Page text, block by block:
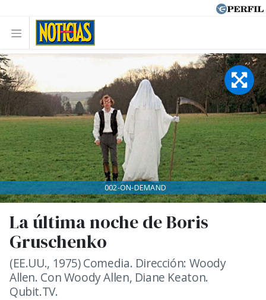
La última noche de Boris
Gruschenko
(EE.UU., 1975) Comedia. Dirección: Woody
Allen. Con Woody Allen, Diane Keaton.
Qubit.TV.
002-ON-DEMAND